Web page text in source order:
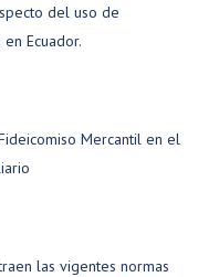
del uso de
Ecuador.
Mercantil en el
las vigentes normas